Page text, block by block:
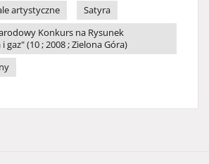
artystyczne
Satyra
Konkurs na Rysunek
gaz" (10 ; 2008 ; Zielona Góra)